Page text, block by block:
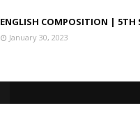
ENGLISH COMPOSITION | 5TH
January 30, 2023